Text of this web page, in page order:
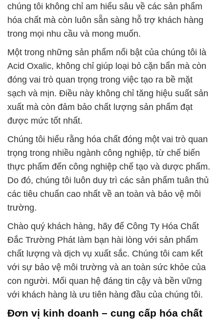
chúng tôi không chỉ am hiểu sâu về các sản phẩm
hóa chất mà còn luôn sẵn sàng hỗ trợ khách hàng
trong mọi nhu cầu và mong muốn.
Một trong những sản phẩm nổi bật của chúng tôi là
Acid Oxalic, không chỉ giúp loại bỏ cặn bẩn mà còn
đóng vai trò quan trọng trong việc tạo ra bề mặt
sạch và mịn. Điều này không chỉ tăng hiệu suất sản
xuất mà còn đảm bảo chất lượng sản phẩm đạt
được mức tốt nhất.
Chúng tôi hiểu rằng hóa chất đóng một vai trò quan
trọng trong nhiều ngành công nghiệp, từ chế biến
thực phẩm đến công nghiệp chế tạo và dược phẩm.
Do đó, chúng tôi luôn duy trì các sản phẩm tuân thủ
các tiêu chuẩn cao nhất về an toàn và bảo vệ môi
trường.
Chào quý khách hàng, hãy để Công Ty Hóa Chất
Đắc Trường Phát làm bạn hài lòng với sản phẩm
chất lượng và dịch vụ xuất sắc. Chúng tôi cam kết
với sự bảo vệ môi trường và an toàn sức khỏe của
con người. Mối quan hệ đáng tin cậy và bền vững
với khách hàng là ưu tiên hàng đầu của chúng tôi.
Đơn vị kinh doanh – cung cấp hóa chất